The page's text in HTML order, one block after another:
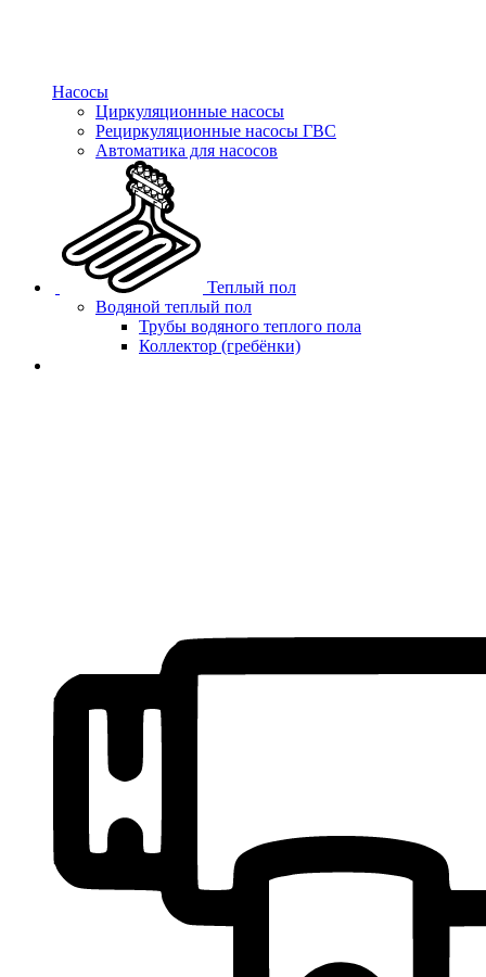
Насосы
Циркуляционные насосы
Рециркуляционные насосы ГВС
Автоматика для насосов
Теплый пол
Водяной теплый пол
Трубы водяного теплого пола
Коллектор (гребёнки)